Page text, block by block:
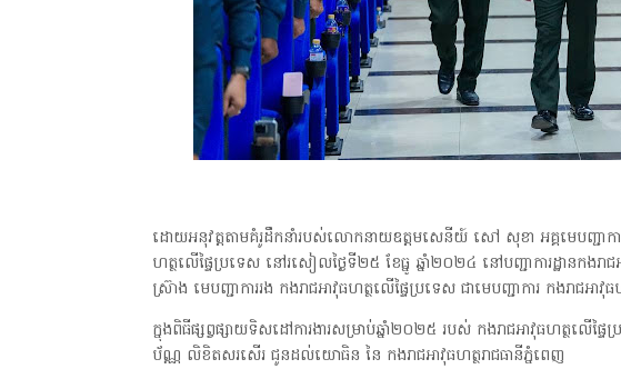
ដោយអនុវត្តតាមគំរូដឹកនាំរបស់លោកនាយឧត្តមសេនីយ៍ សៅ សុខា អគ្គមេបញ្ជាកា
ហត្ថលើផ្ទៃប្រទេស នៅរសៀលថ្ងៃទី២៥ ខែធ្នូ ឆ្នាំ២០២៤ នៅបញ្ជាការដ្ឋានកងរ
ស្រ៊ាង មេបញ្ជាការរង កងរាជអាវុធហត្ថលើផ្ទៃប្រទេស ជាមេបញ្ជាការ កងរាជអា
ក្នុងពិធីផ្សព្វផ្សាយទិសដៅការងារសម្រាប់ឆ្នាំ២០២៥ របស់ កងរាជអាវុធហត្ថលើ
ប័ណ្ណ លិខិតសរសើរ ជូនដល់យោធិន នៃ កងរាជអាវុធហត្ថរាជធានីភ្នំពេញ